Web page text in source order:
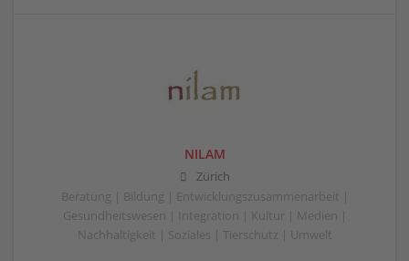
NILAM
Zürich
Beratung | Bildung | Entwicklungszusammenarbeit |
Gesundheitswesen | Integration | Kultur | Medien |
Nachhaltigkeit | Soziales | Tierschutz | Umwelt